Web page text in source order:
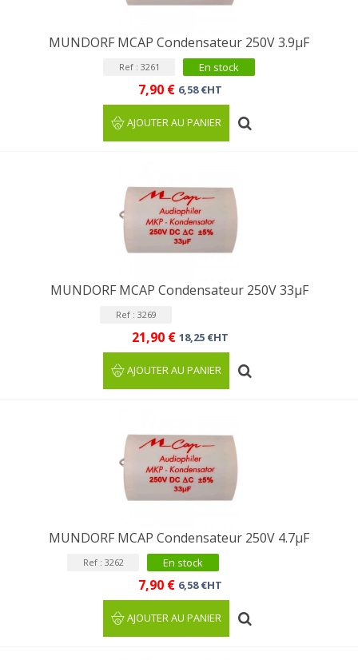
MUNDORF MCAP Condensateur 250V 3.9µF
Ref : 3261 En stock
7,90 € 6,58 €HT
AJOUTER AU PANIER
MUNDORF MCAP Condensateur 250V 33µF
Ref : 3269
21,90 € 18,25 €HT
AJOUTER AU PANIER
MUNDORF MCAP Condensateur 250V 4.7µF
Ref : 3262 En stock
7,90 € 6,58 €HT
AJOUTER AU PANIER